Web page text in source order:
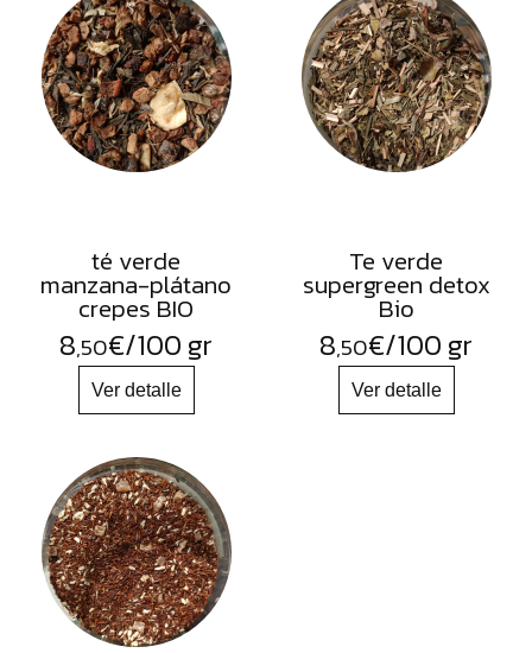
té verde
manzana-plátano
crepes BIO
8,50€/100 gr
Te verde
supergreen detox
Bio
8,50€/100 gr